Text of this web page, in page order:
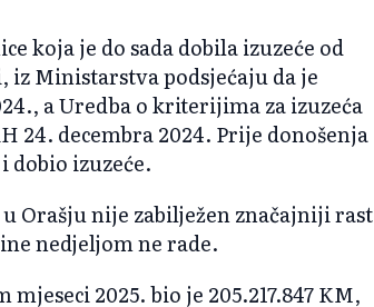
koja je do sada dobila izuzeće od
Ministarstva podsjećaju da je
a Uredba o kriterijima za izuzeća
24. decembra 2024. Prije donošenja
dobio izuzeće.
Orašju nije zabilježen značajniji rast
nedjeljom ne rade.
2025. bio je 205.217.847 KM,